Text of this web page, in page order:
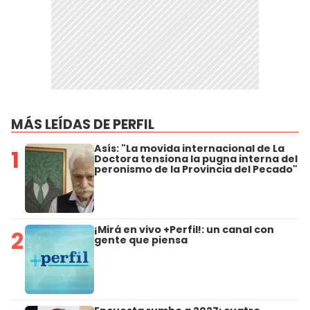
MÁS LEÍDAS DE PERFIL
1 Asís: "La movida internacional de La
Doctora tensiona la pugna interna del
peronismo de la Provincia del Pecado"
2 ¡Mirá en vivo +Perfil!: un canal con
gente que piensa